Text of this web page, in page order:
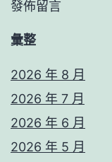
發佈留言
彙整
2026 年 8 月
2026 年 7 月
2026 年 6 月
2026 年 5 月